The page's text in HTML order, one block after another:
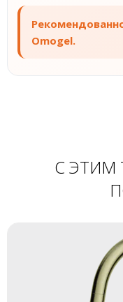
Omogel.
С ЭТИМ